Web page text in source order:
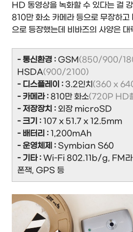
HD 동영상을 녹화할 수 있다는 걸
810만 화소 카메라 등으로 무장하고
으로 등장했는데 비바즈의 사양은 대
- 통신환경 : GSM(850/900/
HSDA(900/2100)
- 디스플레이 : 3.2인치 (360 x
- 카메라 : 810만 화소(720P HD
- 저장장치 : 외장 microSD
- 크기 : 107 x 51.7 x 12.5mm
- 배터리 : 1,200mAh
- 운영체제 : Symbian S60
- 기타 : Wi-Fi 802.11b/g, FM라
폰잭, GPS 등